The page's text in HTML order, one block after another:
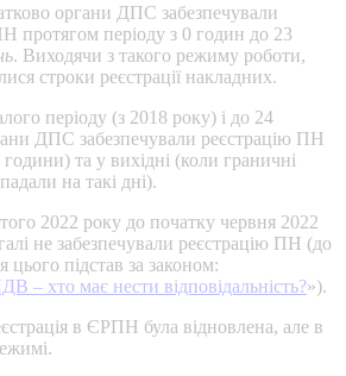
органи ДПС забезпечували
протягом періоду з 0 годин до 23
. Виходячи з такого режиму роботи,
строки реєстрації накладних.
періоду (з 2018 року) і до 24
ДПС забезпечували реєстрацію ПН
та у вихідні (коли граничні
на такі дні).
2022 року до початку червня 2022
не забезпечували реєстрацію ПН (до
цього підстав за законом:
хто має нести відповідальність?»).
в ЄРПН була відновлена, але в